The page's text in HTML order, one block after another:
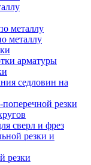
металлу
металлу
арматуры
седловин на
резки
сверл и фрез
резки и
резки